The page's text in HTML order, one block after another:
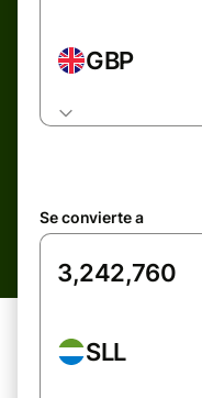
GBP
Se convierte a
SLL